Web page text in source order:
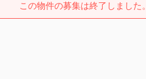
この物件の募集は終了しました。